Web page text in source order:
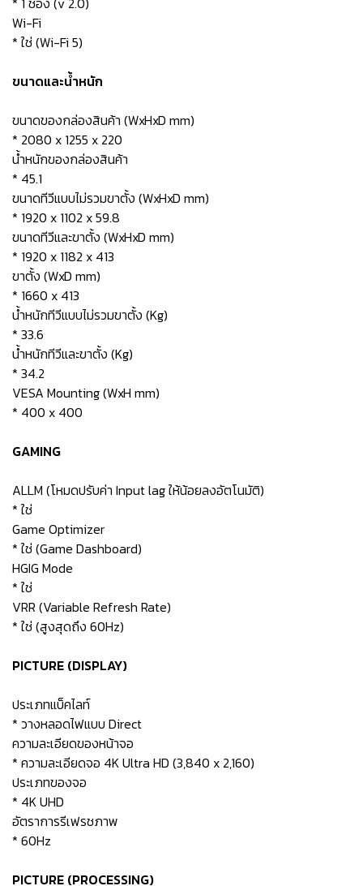
Wi-Fi
* ใช่ (Wi-Fi 5)
ขนาดและน้ำหนัก
ขนาดของกล่องสินค้า (WxHxD mm)
* 2080 x 1255 x 220
น้ำหนักของกล่องสินค้า
* 45.1
ขนาดทีวีแบบไม่รวมขาตั้ง (WxHxD mm)
* 1920 x 1102 x 59.8
ขนาดทีวีและขาตั้ง (WxHxD mm)
* 1920 x 1182 x 413
ขาตั้ง (WxD mm)
* 1660 x 413
น้ำหนักทีวีแบบไม่รวมขาตั้ง (Kg)
* 33.6
น้ำหนักทีวีและขาตั้ง (Kg)
* 34.2
VESA Mounting (WxH mm)
* 400 x 400
GAMING
ALLM (โหมดปรับค่า Input lag ให้น้อยลงอัตโนมัติ)
* ใช่
Game Optimizer
* ใช่ (Game Dashboard)
HGIG Mode
* ใช่
VRR (Variable Refresh Rate)
* ใช่ (สูงสุดถึง 60Hz)
PICTURE (DISPLAY)
ประเภทแบ็คไลท์
* วางหลอดไฟแบบ Direct
ความละเอียดของหน้าจอ
* ความละเอียดจอ 4K Ultra HD (3,840 x 2,160)
ประเภทของจอ
* 4K UHD
อัตราการรีเฟรชภาพ
* 60Hz
PICTURE (PROCESSING)